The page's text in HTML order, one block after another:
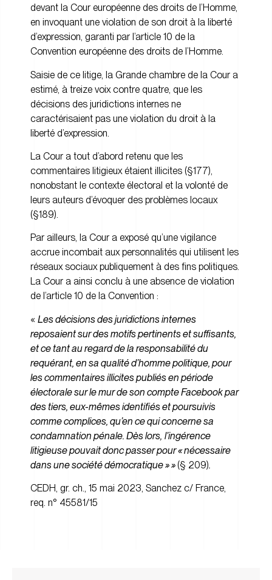
devant la Cour européenne des droits de l’Homme,
en invoquant une violation de son droit à la liberté
d’expression, garanti par l’article 10 de la
Convention européenne des droits de l’Homme.
Saisie de ce litige, la Grande chambre de la Cour a
estimé, à treize voix contre quatre, que les
décisions des juridictions internes ne
caractérisaient pas une violation du droit à la
liberté d’expression.
La Cour a tout d’abord retenu que les
commentaires litigieux étaient illicites (§177),
nonobstant le contexte électoral et la volonté de
leurs auteurs d’évoquer des problèmes locaux
(§189).
Par ailleurs, la Cour a exposé qu’une vigilance
accrue incombait aux personnalités qui utilisent les
réseaux sociaux publiquement à des fins politiques.
La Cour a ainsi conclu à une absence de violation
de l’article 10 de la Convention :
« Les décisions des juridictions internes
reposaient sur des motifs pertinents et suffisants,
et ce tant au regard de la responsabilité du
requérant, en sa qualité d’homme politique, pour
les commentaires illicites publiés en période
électorale sur le mur de son compte Facebook par
des tiers, eux-mêmes identifiés et poursuivis
comme complices, qu’en ce qui concerne sa
condamnation pénale. Dès lors, l’ingérence
litigieuse pouvait donc passer pour « nécessaire
dans une société démocratique » »(§ 209).
CEDH, gr. ch., 15 mai 2023, Sanchez c/ France,
req. n° 45581/15